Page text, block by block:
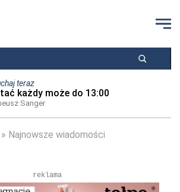
teraz
każdy może do 13:00
Sanger
Najnowsze wiadomości
reklama